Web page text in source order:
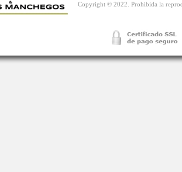
Copyright © 2022. Prohibida la